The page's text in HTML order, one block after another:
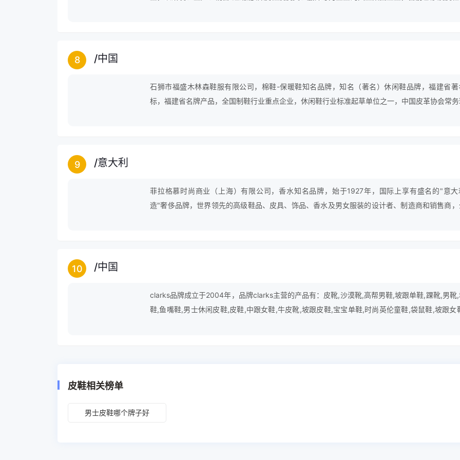
8 /中国
石狮市福盛木林森鞋服有限公司，棉鞋-保暖鞋知名品牌，知名（著名）休闲鞋品牌，福建省著
标，福建省名牌产品，全国制鞋行业重点企业，休闲鞋行业标准起草单位之一，中国皮革协会常务
9 /意大利
菲拉格慕时尚商业（上海）有限公司，香水知名品牌，始于1927年，国际上享有盛名的"意大
造"奢侈品牌，世界领先的高级鞋品、皮具、饰品、香水及男女服装的设计者、制造商和销售商，
10 /中国
clarks品牌成立于2004年，品牌clarks主营的产品有：皮靴,沙漠靴,高帮男鞋,坡跟单鞋,踝靴,男靴,
鞋,鱼嘴鞋,男士休闲皮鞋,皮鞋,中跟女鞋,牛皮靴,坡跟皮鞋,宝宝单鞋,时尚英伦童鞋,袋鼠鞋,坡跟女
皮鞋相关榜单
男士皮鞋哪个牌子好